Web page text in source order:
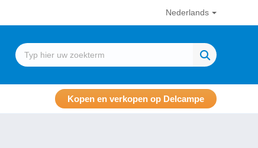
Nederlands
Kopen en verkopen op Delcampe